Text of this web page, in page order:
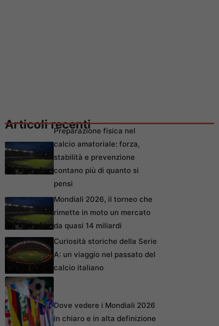
Articoli recentiPreparazione fisica nel
calcio amatoriale: forza,
stabilità e prevenzione
contano più di quanto si
pensi
Mondiali 2026, il torneo che
rimette in moto un mercato
da quasi 14 miliardi
Curiosità storiche della Serie
A: un viaggio nel passato del
calcio italiano
Dove vedere i Mondiali 2026
in chiaro e in alta definizione